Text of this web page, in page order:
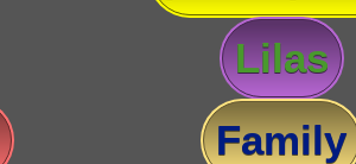
Lilas
Family